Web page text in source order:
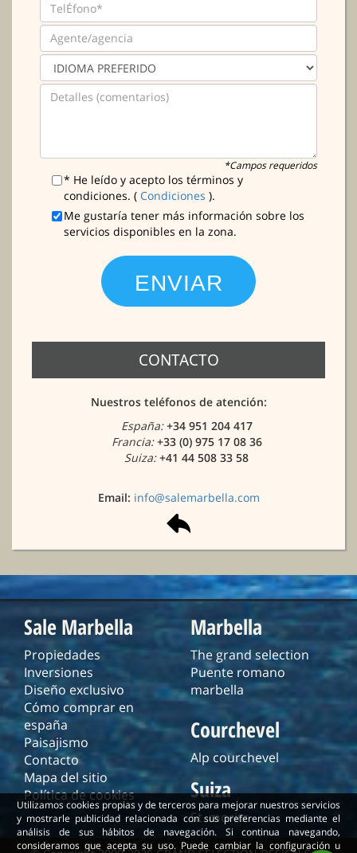
*Campos requeridos
* He leído y acepto los términos y
condiciones. ( Condiciones ).
Me gustaría tener más información sobre los
servicios disponibles en la zona.
CONTACTO
Nuestros teléfonos de atención:
España:+34 951 204 417
Francia:+33 (0) 975 17 08 36
Suiza:+41 44 508 33 58
Email: info@salemarbella.com
Utilizamos cookies propias y de terceros para mejorar nuestros servicios
y mostrarle publicidad relacionada con sus preferencias mediante el
análisis de sus hábitos de navegación. Si continua navegando,
consideramos que acepta su uso. Puede cambiar la configuración u
Sale Marbella
Propiedades
Inversiones
Diseño exclusivo
Cómo comprar en
españa
Paisajismo
Contacto
Mapa del sitio
Política de cookies
Marbella
The grand selection
Puente romano
marbella
Courchevel
Alp courchevel
Suiza
St. moritz